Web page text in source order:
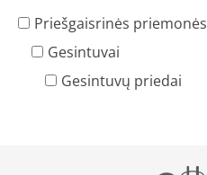
Priešgaisrinės priemonės
Gesintuvai
Gesintuvų priedai